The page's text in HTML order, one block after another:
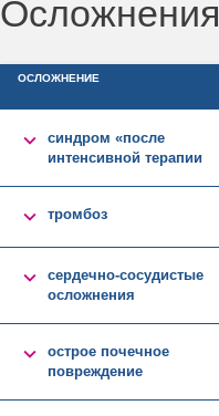
Осложнения
ОСЛОЖНЕНИЕ

синдром «после
интенсивной терапии
 тромбоз

сердечно-сосудистые
осложнения

острое почечное
повреждение